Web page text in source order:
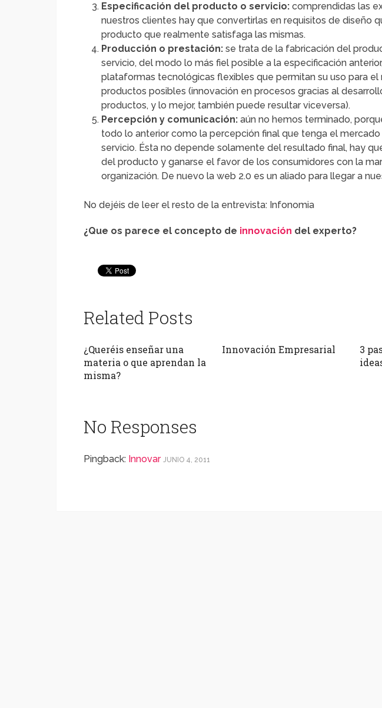
Especificación del producto o servicio: comprendidas las
nuestros clientes hay que convertirlas en requisitos de diseño
producto que realmente satisfaga las mismas.
Producción o prestación: se trata de la fabricación del
servicio, del modo lo más fiel posible a la especificación
plataformas tecnológicas flexibles que permitan su uso para el
productos posibles (innovación en procesos gracias al
productos, y lo mejor, también puede resultar viceversa).
Percepción y comunicación: aún no hemos terminado,
todo lo anterior como la percepción final que tenga el
servicio. Ésta no depende solamente del resultado final, hay
del producto y ganarse el favor de los consumidores con la
organización. De nuevo la web 2.0 es un aliado para llegar a
No dejéis de leer el resto de la entrevista: Infonomia
¿Que os parece el concepto de innovación del experto?
Related Posts
¿Queréis enseñar una
materia o que aprendan la
misma?
Innovación Empresarial
3
No Responses
Pingback: Innovar JUNIO 4, 2011